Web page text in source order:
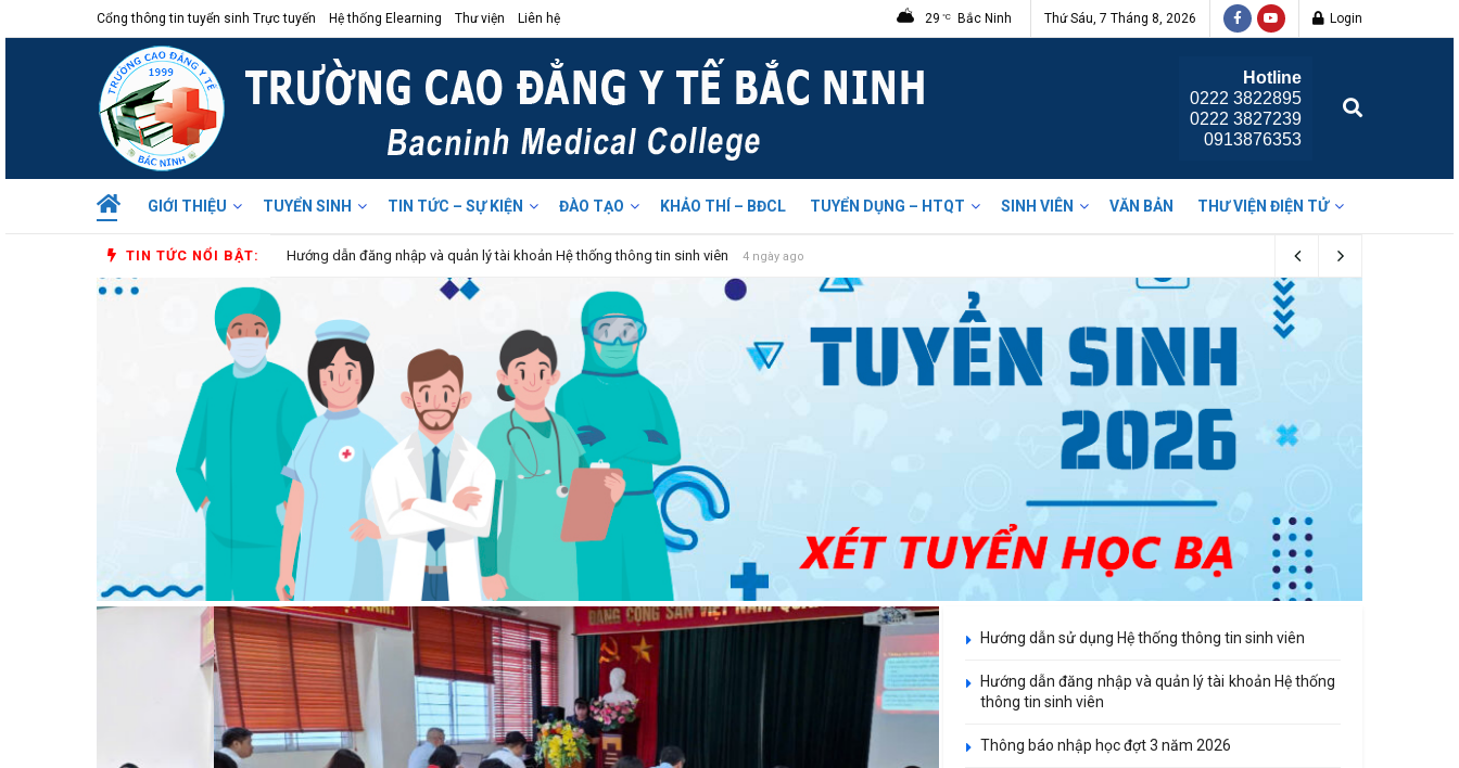
Cổng thông tin tuyển sinh Trực tuyến Hệ thống Elearning Thư viện Liên hệ 29 °C Bắc Ninh Thứ Sáu, 7 Tháng 8, 2026 Login
Trường Cao Đẳng Y Tế Bắc Ninh
Hotline
0222 3822895
0222 3827239
0913876353
GIỚI THIỆU TUYỂN SINH TIN TỨC – SỰ KIỆN ĐÀO TẠO KHẢO THÍ – BĐCL TUYỂN DỤNG – HTQT SINH VIÊN VĂN BẢN THƯ VIỆN ĐIỆN TỬ
TIN TỨC NỔI BẬT: Thông báo nhập học đợt 3 năm 2026 2 tuần ago
Hướng dẫn sử dụng Hệ thống thông tin sinh viên
Hướng dẫn đăng nhập và quản lý tài khoản Hệ thống
thông tin sinh viên
Thông báo nhập học đợt 3 năm 2026